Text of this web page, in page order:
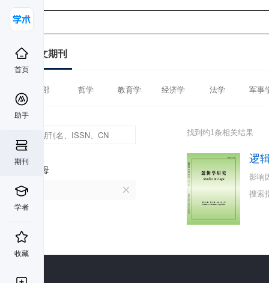
首页
助手
期刊
学者
收藏
中文期刊
全部 哲学 教育学 经济学 法学 军事
首字母
L
找到约1条相关结果
逻
影响
搜索